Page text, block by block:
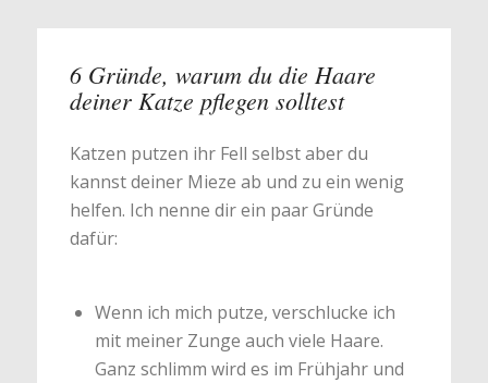
6 Gründe, warum du die Haare
deiner Katze pflegen solltest
Katzen putzen ihr Fell selbst aber du
kannst deiner Mieze ab und zu ein wenig
helfen. Ich nenne dir ein paar Gründe
dafür:
Wenn ich mich putze, verschlucke ich
mit meiner Zunge auch viele Haare.
Ganz schlimm wird es im Frühjahr und